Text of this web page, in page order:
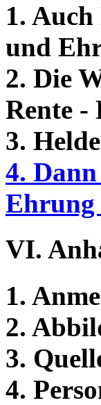
1.
und
2. Die
Rente -
3.
4.
Ehrung
VI.
1.
2.
3.
4.